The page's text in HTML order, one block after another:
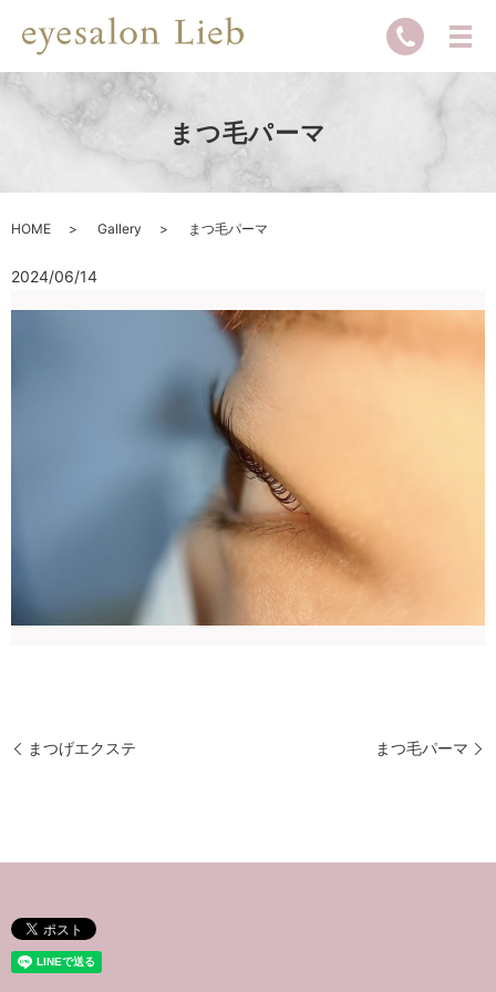
まつ毛パーマ
HOME Gallery まつ毛パーマ
2024/06/14
まつげエクステ まつ毛パーマ